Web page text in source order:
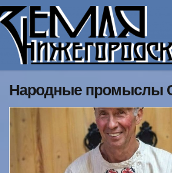
Народные промыслы